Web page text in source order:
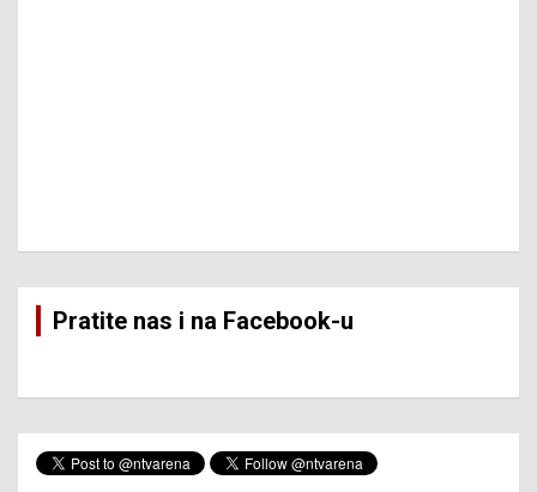
Pratite nas i na Facebook-u